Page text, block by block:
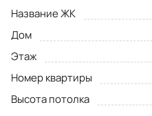
Название ЖК
Дом
Этаж
Номер квартиры
Высота потолка